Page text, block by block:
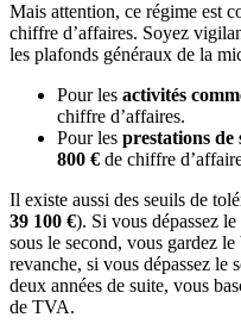
Mais attention, ce régime est
chiffre d’affaires. Soyez
les plafonds généraux de la
Pour les activités
chiffre d’affaires.
Pour les prestations de
800 € de chiffre
Il existe aussi des seuils de
39 100 €). Si vous dépassez
sous le second, vous gardez
revanche, si vous dépassez le
deux années de suite, vous
de TVA.